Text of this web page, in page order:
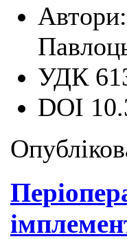
Автори:
УДК
DOI